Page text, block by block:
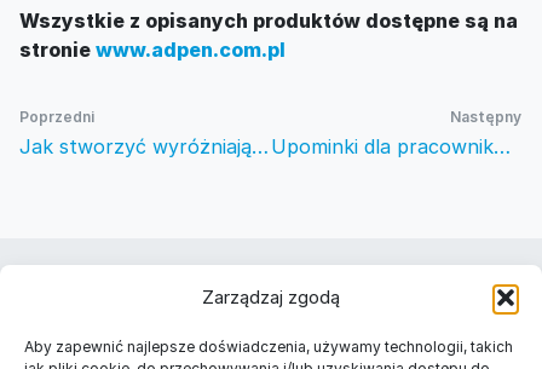
Zarządzaj zgodą
Aby zapewnić najlepsze doświadczenia, używamy technologii, takich
Wszystkie z opisanych produktów dostępne są na
stronie www.adpen.com.pl
Poprzedni
Jak stworzyć wyróżniające się długopisy reklamowe?
Następny
Upominki dla pracowników – co wybrać?
Znajdź nas w Twoim mieście